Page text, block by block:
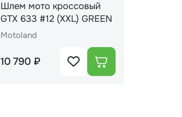
Шлем мото кроссовый
GTX 633 #12 (XXL) GREEN
Motoland
10 790 ₽